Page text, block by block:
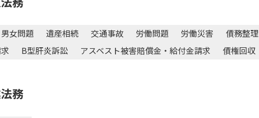
女問題 遺産相続 交通事故 労働問題 労働災害 債務整理
B型肝炎訴訟 アスベスト被害賠償金・給付金請求 債権回収
務